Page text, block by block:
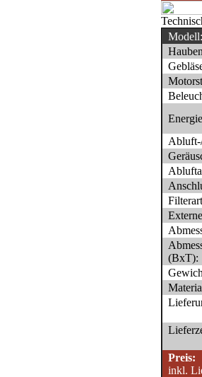
Modell:
(BxT):
Preis:
inkl.